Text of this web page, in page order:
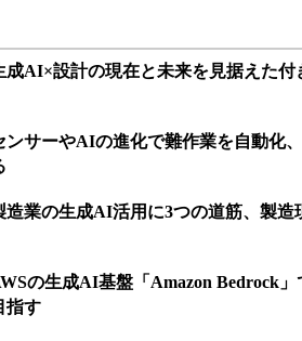
成AI×設計の現在と未来を見据えた付
ンサーやAIの進化で難作業を自動化
造業の生成AI活用に3つの道筋、製造
の生成AI基盤「Amazon Bedrock
指す